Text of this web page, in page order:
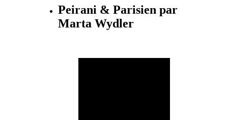
Peirani & Parisien par
Marta Wydler